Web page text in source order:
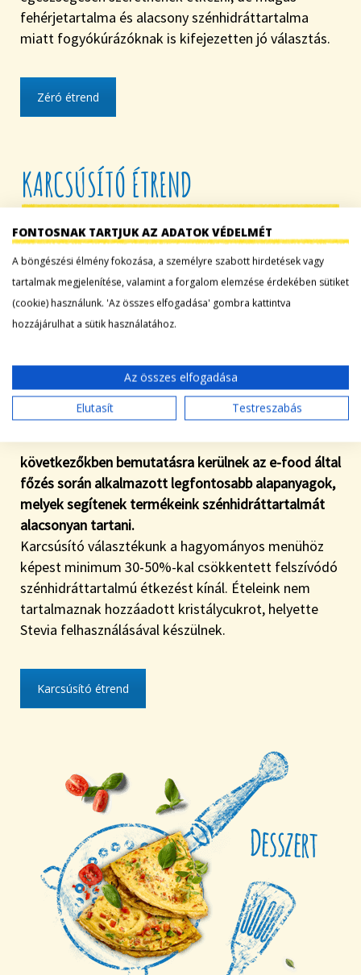
fehérjetartalma és alacsony szénhidráttartalma
miatt fogyókúrázóknak is kifejezetten jó választás.
Zéró étrend
KARCSÚSÍTÓ ÉTREND
A
következőkben bemutatásra kerülnek az e-food által
főzés során alkalmazott legfontosabb alapanyagok,
melyek segítenek termékeink szénhidráttartalmát
alacsonyan tartani.
Karcsúsító választékunk a hagyományos menühöz
képest minimum 30-50%-kal csökkentett felszívódó
szénhidráttartalmú étkezést kínál. Ételeink nem
tartalmaznak hozzáadott kristálycukrot, helyette
Stevia felhasználásával készülnek.
Karcsúsító étrend
FONTOSNAK TARTJUK AZ ADATOK VÉDELMÉT
A böngészési élmény fokozása, a személyre szabott hirdetések vagy
tartalmak megjelenítése, valamint a forgalom elemzése érdekében sütiket
(cookie) használunk. 'Az összes elfogadása' gombra kattintva
hozzájárulhat a sütik használatához.
Az összes elfogadása
Elutasít
Testreszabás